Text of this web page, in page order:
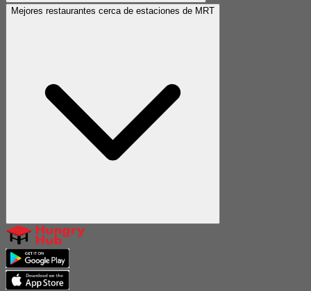
Mejores restaurantes cerca de estaciones de MRT